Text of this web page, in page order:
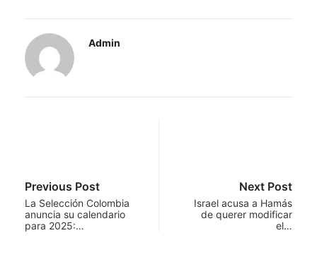
Admin
Previous Post
La Selección Colombia
anuncia su calendario
para 2025:…
Next Post
Israel acusa a Hamás
de querer modificar
el…